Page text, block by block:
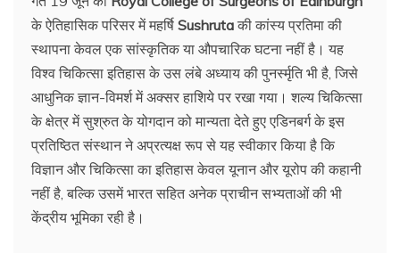
के ऐतिहासिक परिसर में महर्षि Sushrutaकी कांस्य प्रतिमा की
स्थापना केवल एक सांस्कृतिक या औपचारिक घटना नहीं है। यह
विश्व चिकित्सा इतिहास के उस लंबे अध्याय की पुनर्स्मृति भी है, जिसे
आधुनिक ज्ञान-विमर्श में अक्सर हाशिये पर रखा गया। शल्य चिकित्सा
के क्षेत्र में सुश्रुत के योगदान को मान्यता देते हुए एडिनबर्ग के इस
प्रतिष्ठित संस्थान ने अप्रत्यक्ष रूप से यह स्वीकार किया है कि
विज्ञान और चिकित्सा का इतिहास केवल यूनान और यूरोप की कहानी
नहीं है, बल्कि उसमें भारत सहित अनेक प्राचीन सभ्यताओं की भी
केंद्रीय भूमिका रही है।